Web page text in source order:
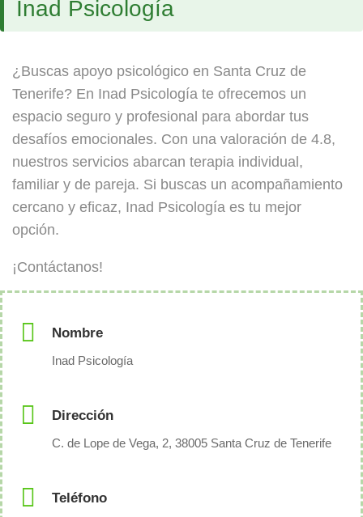
Inad Psicología
¿Buscas apoyo psicológico en Santa Cruz de
Tenerife? En Inad Psicología te ofrecemos un
espacio seguro y profesional para abordar tus
desafíos emocionales. Con una valoración de 4.8,
nuestros servicios abarcan terapia individual,
familiar y de pareja. Si buscas un acompañamiento
cercano y eficaz, Inad Psicología es tu mejor
opción.
¡Contáctanos!
Nombre
Inad Psicología
Dirección
C. de Lope de Vega, 2, 38005 Santa Cruz de Tenerife
Teléfono